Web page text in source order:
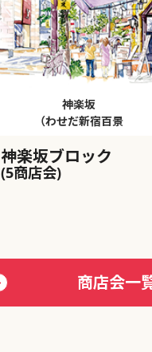
神楽坂
（わせだ新宿百景
神楽坂ブロック
(5商店会)
商店会一